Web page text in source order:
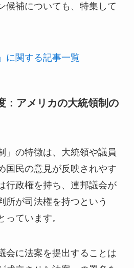
候補についても、特集して
に関する記事一覧
：アメリカの大統領制の
」の特徴は、大統領や議員
国民の意見が反映されやす
行政権を持ち、連邦議会が
所が司法権を持つという
っています。
会に法案を提出することは